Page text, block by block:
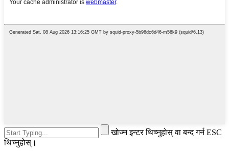
खोज्न इन्टर थिच्नुहोस् वा बन्द गर्न ESC
थिच्नुहोस्।